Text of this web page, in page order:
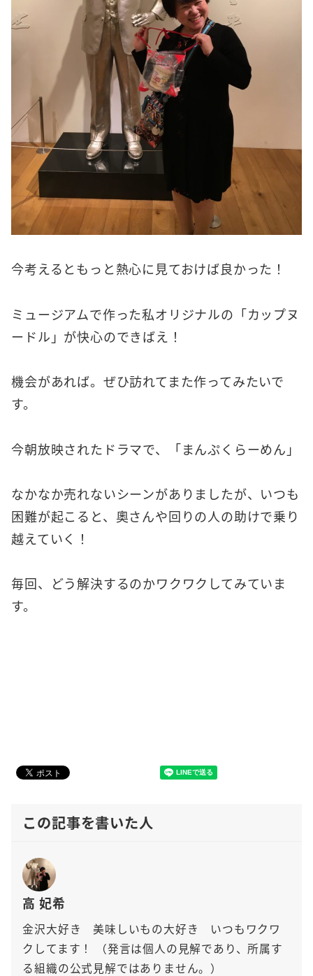
今考えるともっと熱心に見ておけば良かった！
ミュージアムで作った私オリジナルの「カップヌ
ードル」が快心のできばえ！
機会があれば。ぜひ訪れてまた作ってみたいで
す。
今朝放映されたドラマで、「まんぷくらーめん」
なかなか売れないシーンがありましたが、いつも
困難が起こると、奧さんや回りの人の助けで乗り
越えていく！
毎回、どう解決するのかワクワクしてみていま
す。
この記事を書いた人
高 妃希
金沢大好き 美味しいもの大好き いつもワクワ
クしてます！
（発言は個人の見解であり、所属す
る組織の公式見解ではありません。）